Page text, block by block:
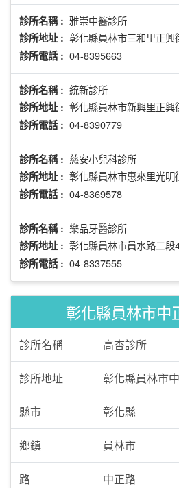
診所名稱 : 雅崇中醫診所
診所地址 : 彰化縣員林市三和里正興
診所電話 : 04-8395663
診所名稱 : 統新診所
診所地址 : 彰化縣員林市新興里正
診所電話 : 04-8390779
診所名稱 : 慈安小兒科診所
診所地址 : 彰化縣員林市惠來里光明
診所電話 : 04-8369578
診所名稱 : 樂品牙醫診所
診所地址 : 彰化縣員林市員水路二
診所電話 : 04-8337555
彰化縣員林市中
診所名稱 高杏診所
診所地址 彰化縣員林市
縣市 彰化縣
鄉鎮 員林市
路 中正路